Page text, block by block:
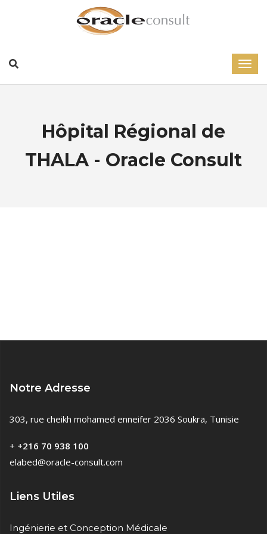
Hôpital Régional de
THALA - Oracle Consult
Notre Adresse
303, rue cheikh mohamed enneifer 2036 Soukra, Tunisie
+ +216 70 938 100
elabed@oracle-consult.com
Liens Utiles
Ingénierie et Conception Médicale